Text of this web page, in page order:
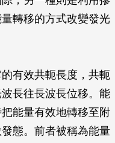
轉移的方式改變發光
有效共軛長度，共軛
長往長波長位移。能
能量有效地轉移至附
態。前者被稱為能量